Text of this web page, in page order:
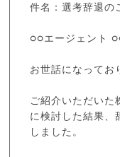
件名：選考辞退の
○○エージェント
お世話になってお
ご紹介いただい
に検討した結果、
しました。